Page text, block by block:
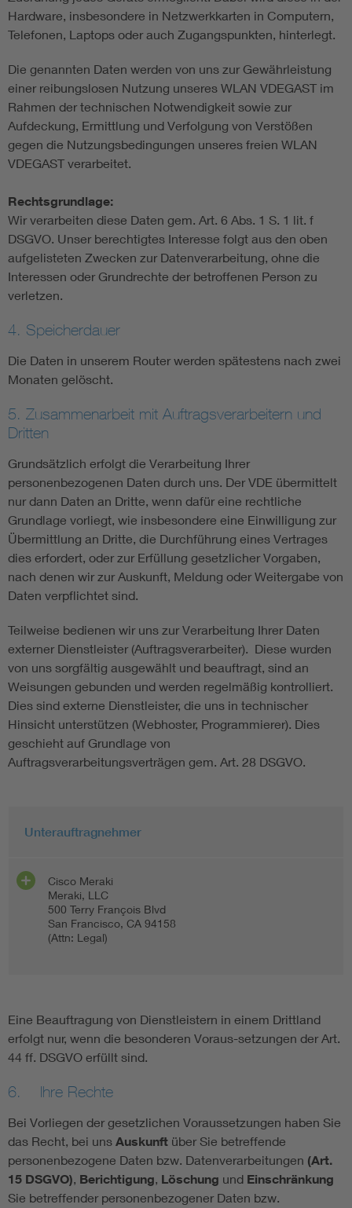
Hardware, insbesondere in Netzwerkkarten in Computern,
Telefonen, Laptops oder auch Zugangspunkten, hinterlegt.
Die genannten Daten werden von uns zur Gewährleistung
einer reibungslosen Nutzung unseres WLAN VDEGAST im
Rahmen der technischen Notwendigkeit sowie zur
Aufdeckung, Ermittlung und Verfolgung von Verstößen
gegen die Nutzungsbedingungen unseres freien WLAN
VDEGAST verarbeitet.
Rechtsgrundlage:
Wir verarbeiten diese Daten gem. Art. 6 Abs. 1 S. 1 lit. f
DSGVO. Unser berechtigtes Interesse folgt aus den oben
aufgelisteten Zwecken zur Datenverarbeitung, ohne die
Interessen oder Grundrechte der betroffenen Person zu
verletzen.
4. Speicherdauer
Die Daten in unserem Router werden spätestens nach zwei
Monaten gelöscht.
5. Zusammenarbeit mit Auftragsverarbeitern und
Dritten
Grundsätzlich erfolgt die Verarbeitung Ihrer
personenbezogenen Daten durch uns. Der VDE übermittelt
nur dann Daten an Dritte, wenn dafür eine rechtliche
Grundlage vorliegt, wie insbesondere eine Einwilligung zur
Übermittlung an Dritte, die Durchführung eines Vertrages
dies erfordert, oder zur Erfüllung gesetzlicher Vorgaben,
nach denen wir zur Auskunft, Meldung oder Weitergabe von
Daten verpflichtet sind.
Teilweise bedienen wir uns zur Verarbeitung Ihrer Daten
externer Dienstleister (Auftragsverarbeiter). Diese wurden
von uns sorgfältig ausgewählt und beauftragt, sind an
Weisungen gebunden und werden regelmäßig kontrolliert.
Dies sind externe Dienstleister, die uns in technischer
Hinsicht unterstützen (Webhoster, Programmierer). Dies
geschieht auf Grundlage von
Auftragsverarbeitungsverträgen gem. Art. 28 DSGVO.
Unterauftragnehmer
Cisco Meraki
Meraki, LLC
500 Terry François Blvd
San Francisco, CA 94158
(Attn: Legal)
Eine Beauftragung von Dienstleistern in einem Drittland
erfolgt nur, wenn die besonderen Voraus-setzungen der Art.
44 ff. DSGVO erfüllt sind.
6. Ihre Rechte
Bei Vorliegen der gesetzlichen Voraussetzungen haben Sie
das Recht, bei uns Auskunft über Sie betreffende
personenbezogene Daten bzw. Datenverarbeitungen (Art.
15 DSGVO), Berichtigung, Löschung und Einschränkung
Sie betreffender personenbezogener Daten bzw.